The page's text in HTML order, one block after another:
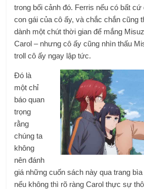
trong bối cảnh đó. Ferris nếu có bất
con gái của cô ấy, và chắc chắn cũng
dành một chút thời gian để mắng
Carol – nhưng cô ấy cũng nhìn thấu
troll cô ấy ngay lập tức.
Đó là
một chỉ
báo quan
trọng
rằng
chúng ta
không
nên đánh
giá những cuốn sách này qua trang
nếu không thì rõ ràng Carol thực sự